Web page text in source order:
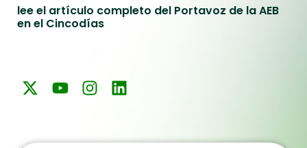
lee el artículo completo del Portavoz de la AEB
en el Cincodías